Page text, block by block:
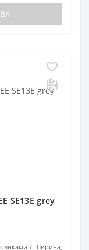
SE13E grey
Ширина,